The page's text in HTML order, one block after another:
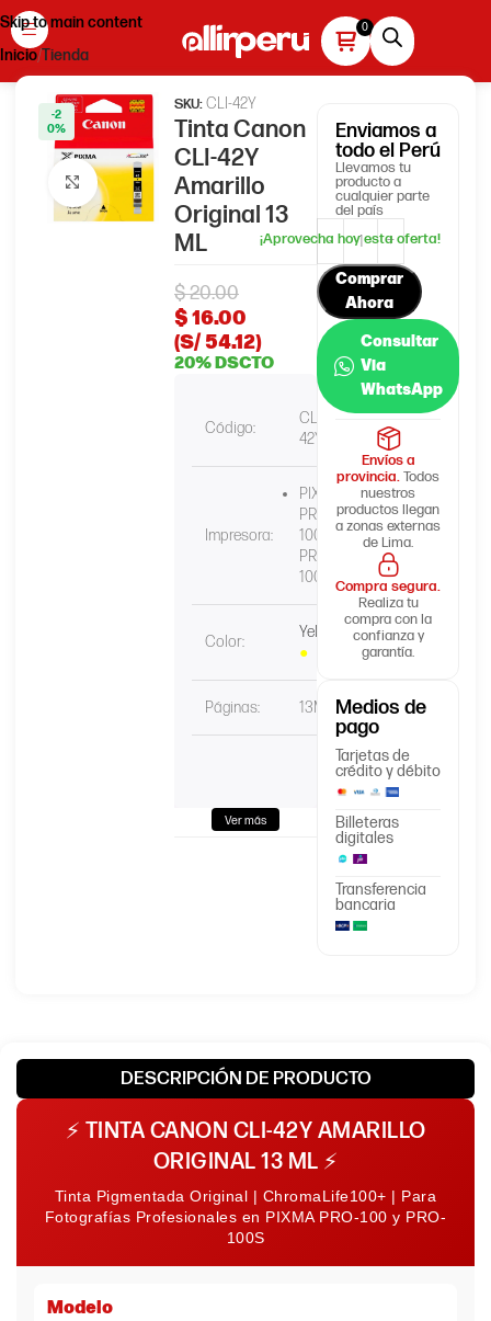
Skip to main content
Inicio Tienda
-2
0%
Haga clic para ampliar
SKU:CLI-42Y
Tinta Canon
CLI-42Y
Amarillo
Original 13
ML
$20.00
$16.00
(S/ 54.12)
20% DSCTO
Código:
CLI-
42Y
Impresora:
PIXMA
PRO-
100™,
PRO-
100S
Color:
Yellow
●
Páginas: 13ML
Ver más
Enviamos a
todo el Perú
Llevamos tu
producto a
cualquier parte
del país
Comprar
Ahora
Consultar
Via
WhatsApp
Envíos a
provincia.Todos
nuestros
productos llegan
a zonas externas
de Lima.
Compra segura.
Realiza tu
compra con la
confianza y
garantía.
Medios de
pago
Tarjetas de
crédito y débito
Billeteras
digitales
Transferencia
bancaria
DESCRIPCIÓN DE PRODUCTO
⚡ TINTA CANON CLI-42Y AMARILLO
ORIGINAL 13 ML ⚡
Tinta Pigmentada Original | ChromaLife100+ | Para
Fotografías Profesionales en PIXMA PRO-100 y PRO-
100S
Modelo